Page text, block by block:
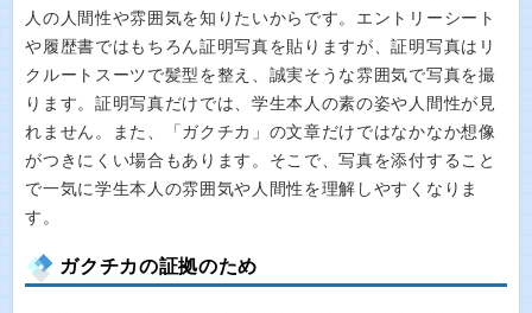
人の人間性や雰囲気を知りたいからです。エントリーシート
や履歴書ではもちろん証明写真を貼りますが、証明写真はリ
クルートスーツで髪型を整え、誠実そうな雰囲気で写真を撮
ります。証明写真だけでは、学生本人の素の姿や人間性が見
れません。また、「ガクチカ」の文章だけではなかなか想像
がつきにくい場合もあります。そこで、写真を添付すること
で一気に学生本人の雰囲気や人間性を理解しやすくなりま
す。
ガクチカの証拠のため